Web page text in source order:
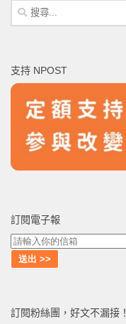
搜
尋
字:
支持 NPOST
訂閱電子報
訂閱粉絲團，好文不漏接！